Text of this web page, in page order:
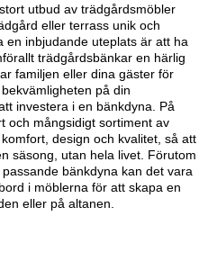
utbud av trädgårdsmöbler
eller terrass unik och
en inbjudande uteplats är att ha
trädgårdsbänkar en härlig
familjen eller dina gäster för
på din
investera i en bänkdyna. På
och mångsidigt sortiment av
design och kvalitet, så att
säsong, utan hela livet. Förutom
bänkdyna kan det vara
i möblerna för att skapa en
eller på altanen.